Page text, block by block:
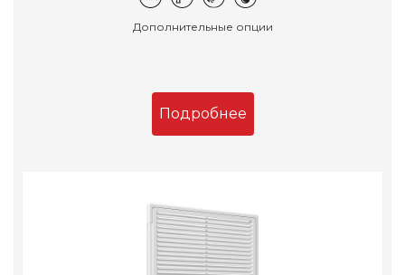
Дополнительные опции
Подробнее